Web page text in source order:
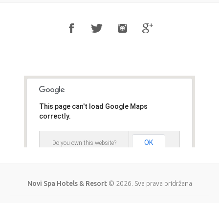
This page can't load Google Maps
correctly.
Do you own this website? OK
Novi Spa Hotels & Resort© 2026. Sva prava pridržana